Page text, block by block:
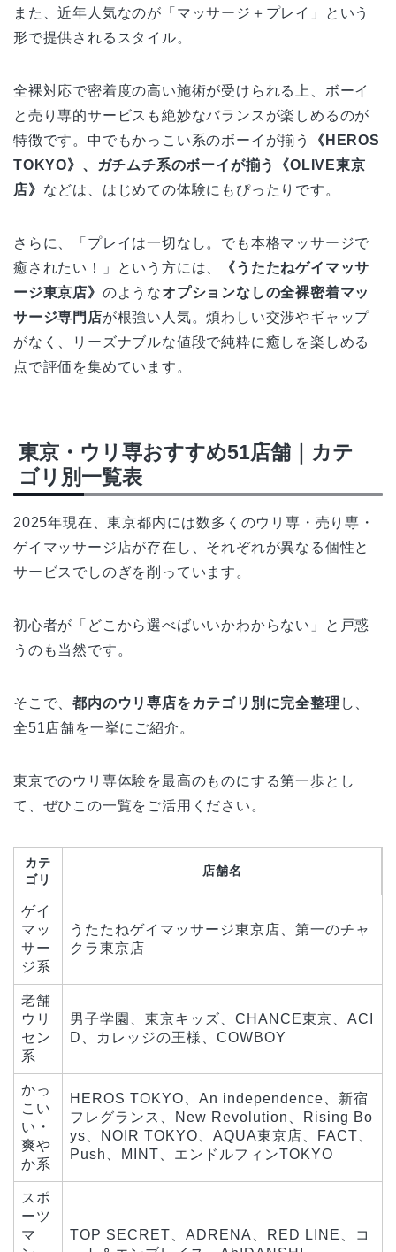
また、近年人気なのが「マッサージ＋プレイ」という
形で提供されるスタイル。
全裸対応で密着度の高い施術が受けられる上、ボーイ
と売り専的サービスも絶妙なバランスが楽しめるのが
特徴です。中でもかっこい系のボーイが揃う
《HEROS
TOKYO》、ガチムチ系のボーイが揃う《OLIVE東京
店》 などは、はじめての体験にもぴったりです。
さらに、「プレイは一切なし。でも本格マッサージで
癒されたい！」という方には、
《うたたねゲイマッサ
ージ東京店》 のようなオプションなしの全裸密着マッ
サージ専門店が根強い人気。煩わしい交渉やギャップ
がなく、リーズナブルな値段で純粋に癒しを楽しめる
点で評価を集めています。
東京・ウリ専おすすめ51店舗｜カテ
ゴリ別一覧表
2025年現在、東京都内には数多くのウリ専・売り専・
ゲイマッサージ店が存在し、それぞれが異なる個性と
サービスでしのぎを削っています。
初心者が「どこから選べばいいかわからない」と戸惑
うのも当然です。
そこで、都内のウリ専店をカテゴリ別に完全整理 し、
全51店舗を一挙にご紹介。
東京でのウリ専体験を最高のものにする第一歩とし
て、ぜひこの一覧をご活用ください。
カテ
ゴリ
店舗名
ゲイ
マッ
サー
ジ系
うたたねゲイマッサージ東京店、第一のチャ
クラ東京店
老舗
ウリ
セン
系
男子学園、東京キッズ、CHANCE東京、ACI
D、カレッジの王様、COWBOY
かっ
こい
い・
爽や
か系
HEROS TOKYO、An independence、新宿
フレグランス、New Revolution、Rising Bo
ys、NOIR TOKYO、AQUA東京店、FACT、
Push、MINT、エンドルフィンTOKYO
スポ
ーツ
マ
TOP SECRET、ADRENA、RED LINE、コ